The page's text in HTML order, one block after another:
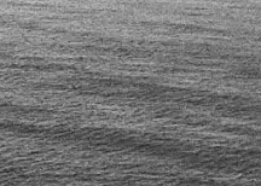
ForhåndsvisDownload
Version
Sidst opdateret
Aktive installationer
Tema-websted